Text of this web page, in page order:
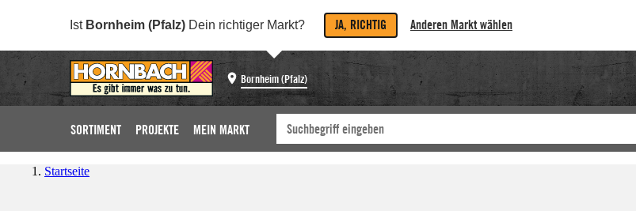
Ist Bornheim (Pfalz) Dein richtiger Markt? JA, RICHTIG Anderen Markt wählen
Bornheim (Pfalz)
SORTIMENT PROJEKTE MEIN MARKT
Startseite